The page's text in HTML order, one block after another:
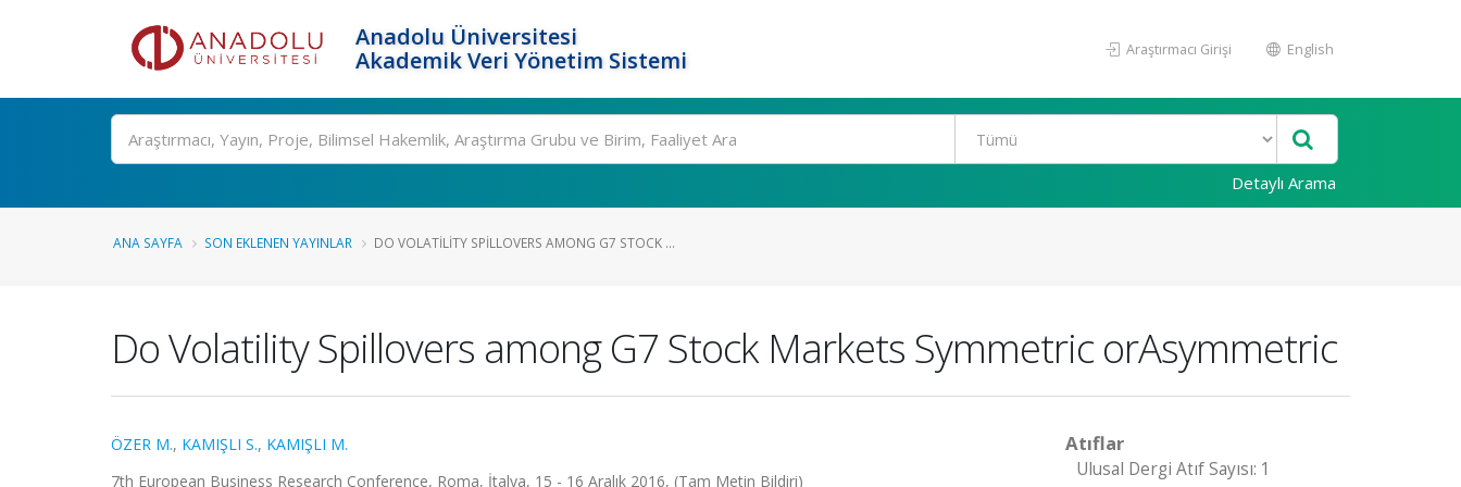
Anadolu Üniversitesi
Akademik Veri Yönetim Sistemi
Araştırmacı Girişi English
Ara
Detaylı Arama
ANA SAYFA SON EKLENEN YAYINLAR DO VOLATILITY SPILLOVERS AMONG G7 STOCK ...
Do Volatility Spillovers among G7 Stock Markets Symmetric orAsymmetric
ÖZER M., KAMIŞLI S., KAMIŞLI M.
7th European Business Research Conference, Roma, İtalya, 15 - 16 Aralık 2016, (Tam Metin Bildiri)
Atıflar
Ulusal Dergi Atıf Sayısı: 1